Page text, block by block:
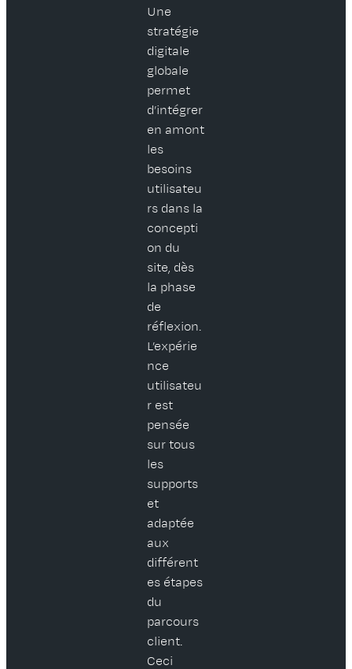
Une
stratégie
digitale
globale
permet
d’intégrer
en amont
les
besoins
utilisateu
rs dans la
concepti
on du
site, dès
la phase
de
réflexion.
L’expérie
nce
utilisateu
r est
pensée
sur tous
les
supports
et
adaptée
aux
différent
es étapes
du
parcours
client.
Ceci